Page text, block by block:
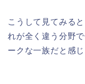
こうして見てみる
れが全く違う分野
ークな一族だと感じ